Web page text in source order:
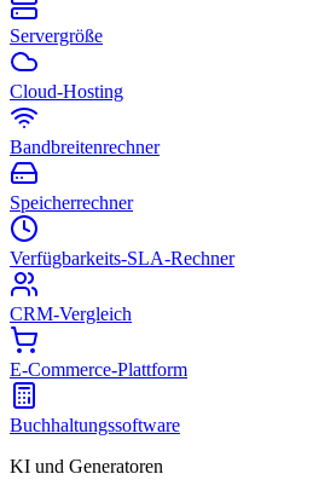
Servergröße
Cloud-Hosting
Bandbreitenrechner
Speicherrechner
Verfügbarkeits-SLA-Rechner
CRM-Vergleich
E-Commerce-Plattform
Buchhaltungssoftware
KI und Generatoren